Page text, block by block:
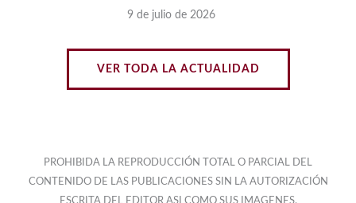
9 de julio de 2026
VER TODA LA ACTUALIDAD
PROHIBIDA LA REPRODUCCIÓN TOTAL O PARCIAL DEL
CONTENIDO DE LAS PUBLICACIONES SIN LA AUTORIZACIÓN